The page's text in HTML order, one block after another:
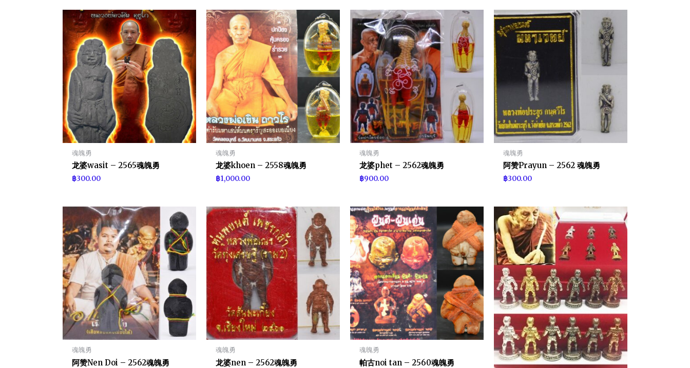
魂魄勇
龙婆wasit – 2565魂魄勇
฿300.00
魂魄勇
龙婆khoen – 2558魂魄勇
฿1,000.00
魂魄勇
龙婆phet – 2562魂魄勇
฿900.00
魂魄勇
阿赞Prayun – 2562 魂魄勇
฿300.00
魂魄勇
阿赞Nen Doi – 2562魂魄勇
魂魄勇
龙婆nen – 2562魂魄勇
魂魄勇
帕古noi tan – 2560魂魄勇